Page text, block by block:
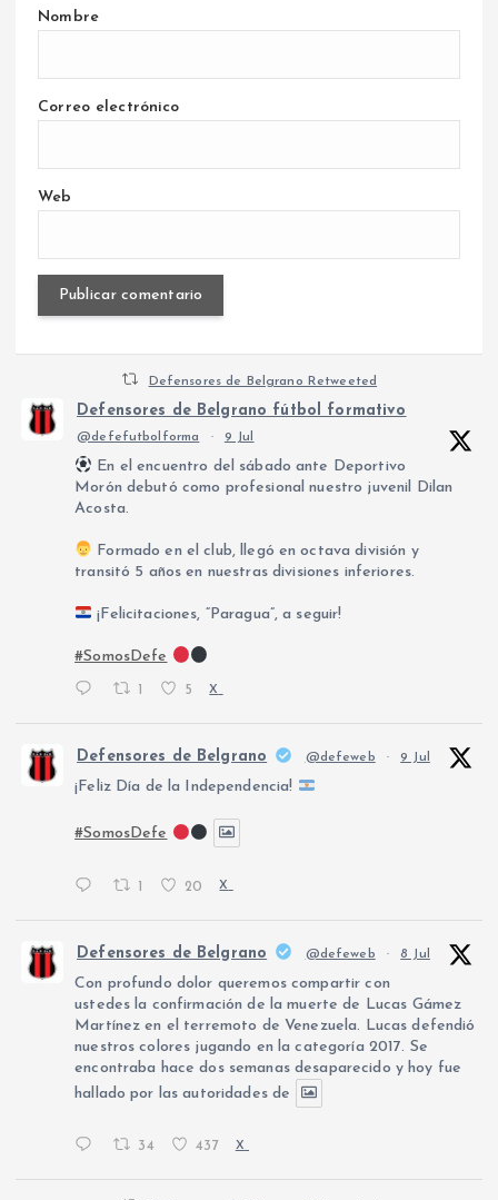
Nombre
Correo electrónico
Web
Defensores de Belgrano Retweeted
Defensores de Belgrano fútbol formativo
@defefutbolforma · 9 Jul
En el encuentro del sábado ante Deportivo
Morón debutó como profesional nuestro juvenil Dilan
Acosta.
Formado en el club, llegó en octava división y
transitó 5 años en nuestras divisiones inferiores.
¡Felicitaciones, “Paragua”, a seguir!
#SomosDefe
5 X
Defensores de Belgrano @defeweb · 9 Jul
¡Feliz Día de la Independencia!
#SomosDefe
1 20 X
Defensores de Belgrano @defeweb · 8 Jul
Con profundo dolor queremos compartir con
ustedes la confirmación de la muerte de Lucas Gámez
Martínez en el terremoto de Venezuela. Lucas defendió
nuestros colores jugando en la categoría 2017. Se
encontraba hace dos semanas desaparecido y hoy fue
hallado por las autoridades de
34 437 X